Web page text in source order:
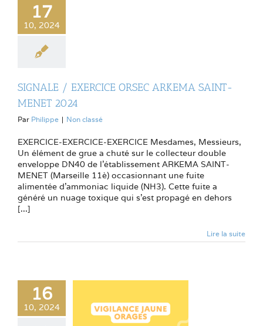
17
10, 2024
SIGNALE / EXERCICE ORSEC ARKEMA SAINT-
MENET 2024
Par Philippe | Non classé
EXERCICE-EXERCICE-EXERCICE Mesdames, Messieurs,
Un élément de grue a chuté sur le collecteur double
enveloppe DN40 de l’établissement ARKEMA SAINT-
MENET (Marseille 11è) occasionnant une fuite
alimentée d’ammoniac liquide (NH3). Cette fuite a
généré un nuage toxique qui s’est propagé en dehors
[...]
Lire la suite
16
10, 2024